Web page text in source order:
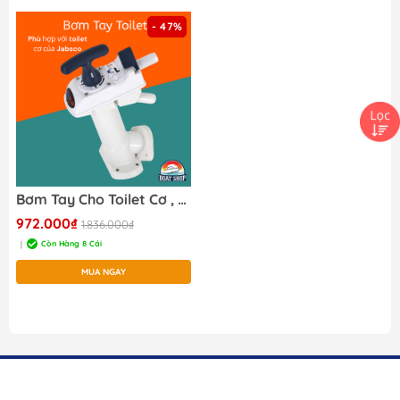
- 47%
Bơm Tay Cho Toilet Cơ , Cho Bồn Cầu Toilet Cơ Tàu Thuyền SFMTP-03
972.000₫ 1.836.000₫
| Còn Hàng 8 Cái
MUA NGAY